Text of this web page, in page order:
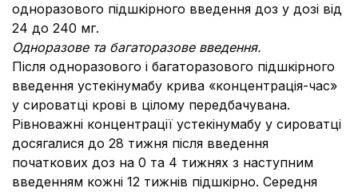
одноразового підшкірного введення доз у дозі від
24 до 240 мг.
Одноразове та багаторазове введення.
Після одноразового і багаторазового підшкірного
введення устекінумабу крива «концентрація-час»
у сироватці крові в цілому передбачувана.
Рівноважні концентрації устекінумабу у сироватці
досягалися до 28 тижня після введення
початкових доз на 0 та 4 тижнях з наступним
введенням кожні 12 тижнів підшкірно. Середня